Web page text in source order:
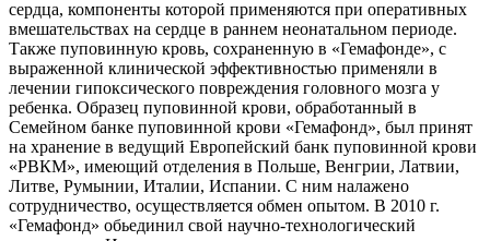
сердца, компоненты которой применяются при оперативных
вмешательствах на сердце в раннем неонатальном периоде.
Также пуповинную кровь, сохраненную в «Гемафонде», с
выраженной клинической эффективностью применяли в
лечении гипоксического повреждения головного мозга у
ребенка. Образец пуповинной крови, обработанный в
Семейном банке пуповинной крови «Гемафонд», был принят
на хранение в ведущий Европейский банк пуповинной крови
«РВКМ», имеющий отделения в Польше, Венгрии, Латвии,
Литве, Румынии, Италии, Испании. С ним налажено
сотрудничество, осуществляется обмен опытом. В 2010 г.
«Гемафонд» обьединил свой научно-технологический